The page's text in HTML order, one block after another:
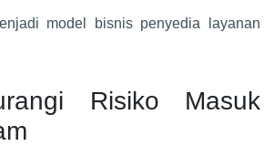
model bisnis penyedia layanan
Risiko Masuk